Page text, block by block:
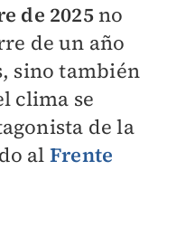
de 2025no
de un año
sino también
clima se
de la
al Frente